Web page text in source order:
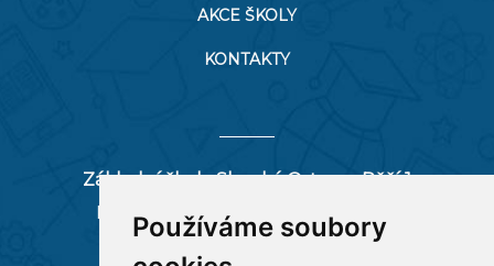
Používáme soubory
AKCE ŠKOLY
KONTAKTY
Základní škola Slezská Ostrava, Pěší 1
Pěší 66/1, 712 00 Ostrava-Muglinov